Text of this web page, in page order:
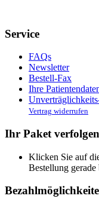
Service
FAQs
Newsletter
Bestell-Fax
Ihre
Vertrag widerrufen
Ihr Paket verfolgen
Klicken Sie auf
Bestellung gerade